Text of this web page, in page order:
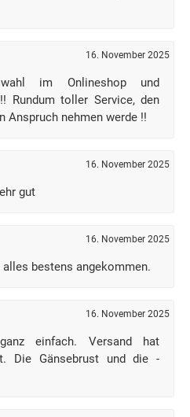
16. November 2025
im Onlineshop und
Rundum toller Service, den
Anspruch nehmen werde !!
16. November 2025
gut
16. November 2025
alles bestens angekommen.
16. November 2025
einfach. Versand hat
Die Gänsebrust und die -